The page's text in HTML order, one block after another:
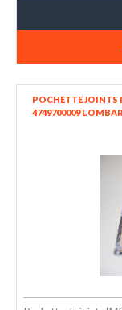
POCHETTE JOINTS
4749700009